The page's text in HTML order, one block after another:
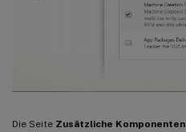
Die Seite Zusätzliche Komponenten